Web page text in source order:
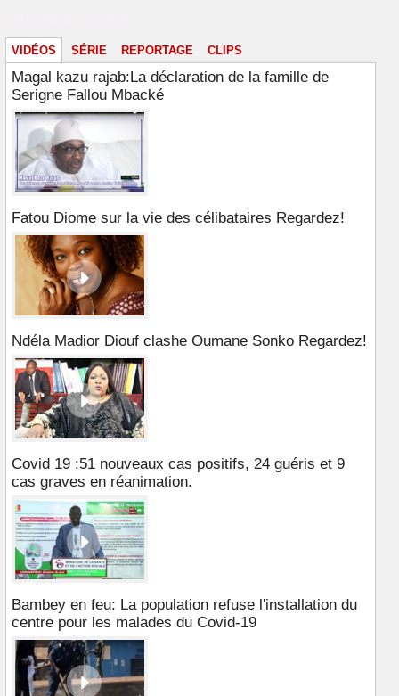
VIDÉOS SÉRIE REPORTAGE CLIPS
Magal kazu rajab:La déclaration de la famille de
Serigne Fallou Mbacké
Fatou Diome sur la vie des célibataires Regardez!
Ndéla Madior Diouf clashe Oumane Sonko Regardez!
Covid 19 :51 nouveaux cas positifs, 24 guéris et 9
cas graves en réanimation.
Bambey en feu: La population refuse l'installation du
centre pour les malades du Covid-19